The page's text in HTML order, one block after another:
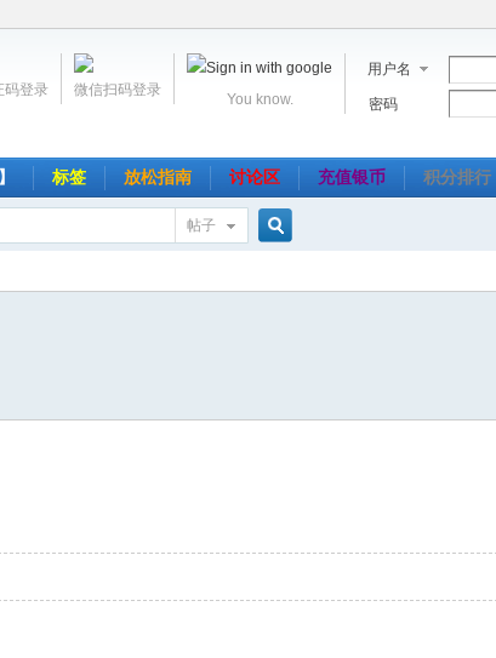
用户名
密码
You know.
微信扫码登录
码登录
标签 放松指南 讨论区 充值银币 积分排行
帖子